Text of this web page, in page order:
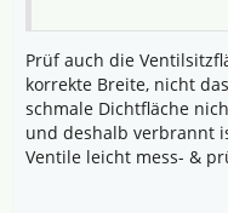
Prüf auch die
korrekte Breite, nicht
schmale Dichtfläche
und deshalb verbrannt
Ventile leicht mess- &